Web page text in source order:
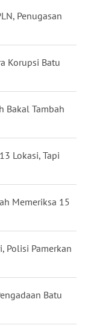
Penugasan
Korupsi Batu
Bakal Tambah
Lokasi, Tapi
Memeriksa 15
Polisi Pamerkan
Batu